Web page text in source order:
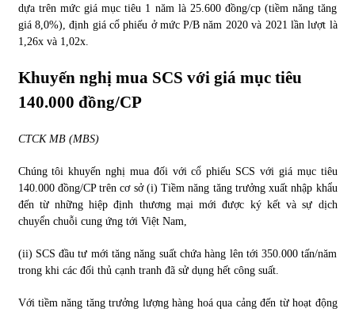
dựa trên mức giá mục tiêu 1 năm là 25.600 đồng/cp (tiềm năng tăng
giá 8,0%), định giá cổ phiếu ở mức P/B năm 2020 và 2021 lần lượt là
1,26x và 1,02x.
Khuyến nghị mua SCS với giá mục tiêu
140.000 đồng/CP
CTCK MB (MBS)
Chúng tôi khuyến nghị mua đối với cổ phiếu SCS với giá mục tiêu
140.000 đồng/CP trên cơ sở (i) Tiềm năng tăng trưởng xuất nhập khẩu
đến từ những hiệp định thương mại mới được ký kết và sự dịch
chuyển chuỗi cung ứng tới Việt Nam,
(ii) SCS đầu tư mới tăng năng suất chứa hàng lên tới 350.000 tấn/năm
trong khi các đối thủ cạnh tranh đã sử dụng hết công suất.
Với tiềm năng tăng trưởng lượng hàng hoá qua cảng đến từ hoạt động